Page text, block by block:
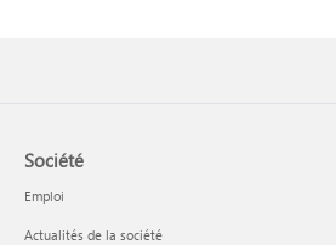
Société
Emploi
Actualités de la société